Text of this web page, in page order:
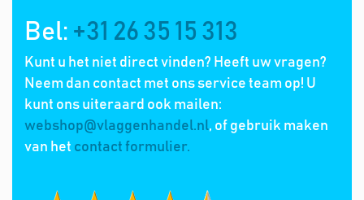
Bel: +31 26 35 15 313
Kunt u het niet direct vinden? Heeft uw vragen?
Neem dan contact met ons service team op! U
kunt ons uiteraard ook mailen:
webshop@vlaggenhandel.nl, of gebruik maken
van het contact formulier.